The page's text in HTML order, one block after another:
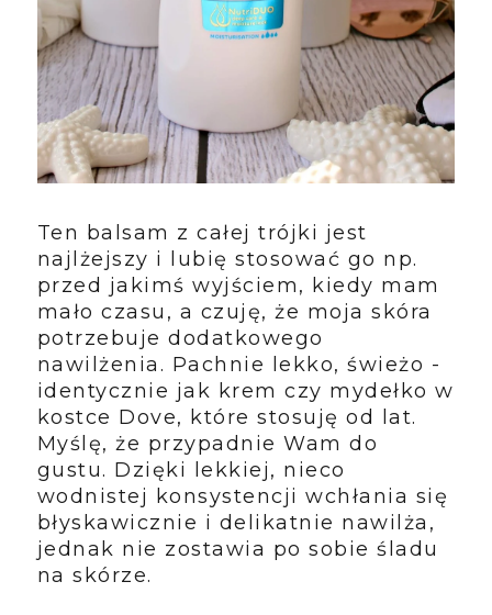
Ten balsam z całej trójki jest
najlżejszy i lubię stosować go np.
przed jakimś wyjściem, kiedy mam
mało czasu, a czuję, że moja skóra
potrzebuje dodatkowego
nawilżenia. Pachnie lekko, świeżo -
identycznie jak krem czy mydełko w
kostce Dove, które stosuję od lat.
Myślę, że przypadnie Wam do
gustu. Dzięki lekkiej, nieco
wodnistej konsystencji wchłania się
błyskawicznie i delikatnie nawilża,
jednak nie zostawia po sobie śladu
na skórze.